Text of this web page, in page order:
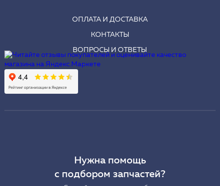
ОПЛАТА И ДОСТАВКА
КОНТАКТЫ
ВОПРОСЫ И ОТВЕТЫ
Нужна помощь
с подбором запчастей?